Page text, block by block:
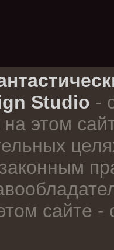
Studio -
этом
сайте